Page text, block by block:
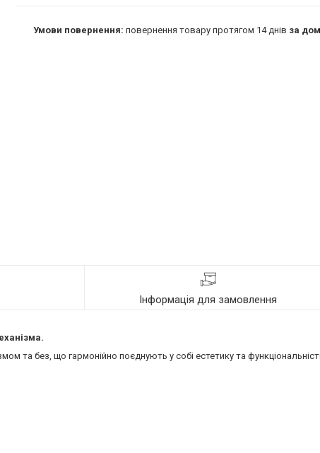
повернення товару протягом 14 днів за
Інформація для замовлення
та без, що гармонійно поєднують у собі естетику та